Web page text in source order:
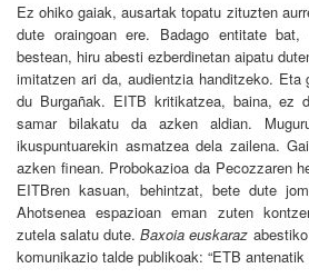
Ez ohiko gaiak, ausartak topatu zituzten
dute oraingoan ere. Badago entitate
bestean, hiru abesti ezberdinetan aipatu
imitatzen ari da, audientzia handitzeko. Eta
du Burgañak. EITB kritikatzea, baina, ez
samar bilakatu da azken aldian.
ikuspuntuarekin asmatzea dela zailena.
azken finean. Probokazioa da Pecozzaren
EITBren kasuan, behintzat, bete dute
Ahotsenea espazioan eman zuten
zutela salatu dute.Baxoia euskaraz
komunikazio talde publikoak: “ETB antenatik